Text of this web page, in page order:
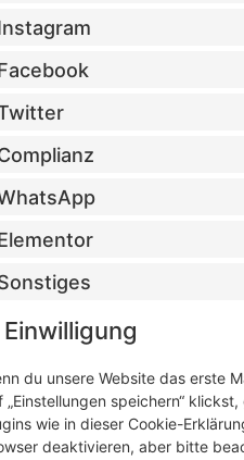
Einwilligung
du unsere Website das erste
„Einstellungen speichern“
wie in dieser Cookie-
deaktivieren, aber bitte